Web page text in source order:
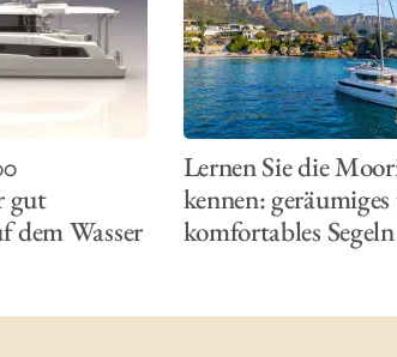
gut
dem Wasser
Lernen Sie die
kennen:
komfortables Segeln